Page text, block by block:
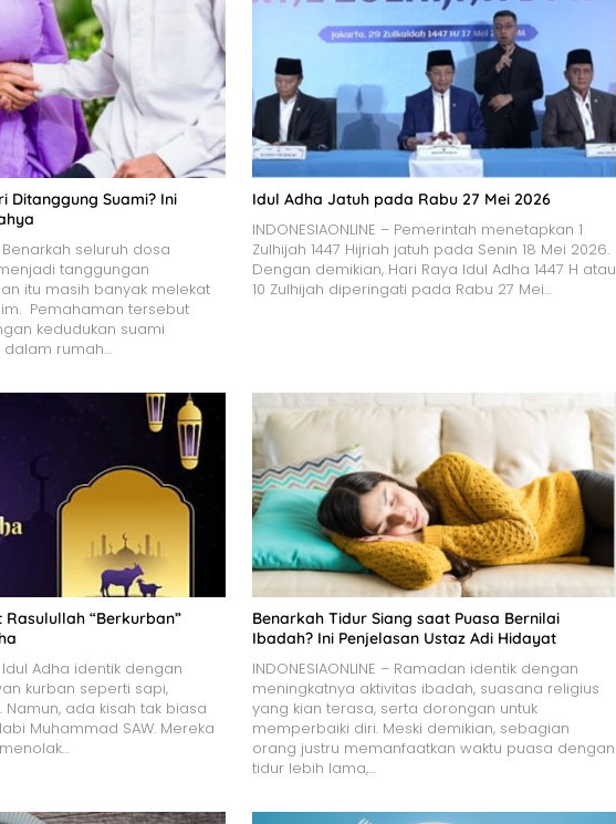
Ditanggung Suami? Ini
Benarkah seluruh dosa
tanggungan
itu masih banyak melekat
Pemahaman tersebut
kedudukan suami
rumah…
Idul Adha Jatuh pada Rabu 27 Mei 2026
INDONESIAONLINE – Pemerintah menetapkan 1
Zulhijah 1447 Hijriah jatuh pada Senin 18 Mei 2026.
Dengan demikian, Hari Raya Idul Adha 1447 H atau
10 Zulhijah diperingati pada Rabu 27 Mei…
Rasulullah “Berkurban”
Idul Adha identik dengan
kurban seperti sapi,
Namun, ada kisah tak biasa
Muhammad SAW. Mereka
Benarkah Tidur Siang saat Puasa Bernilai
Ibadah? Ini Penjelasan Ustaz Adi Hidayat
INDONESIAONLINE – Ramadan identik dengan
meningkatnya aktivitas ibadah, suasana religius
yang kian terasa, serta dorongan untuk
memperbaiki diri. Meski demikian, sebagian
orang justru memanfaatkan waktu puasa dengan
tidur lebih lama,…